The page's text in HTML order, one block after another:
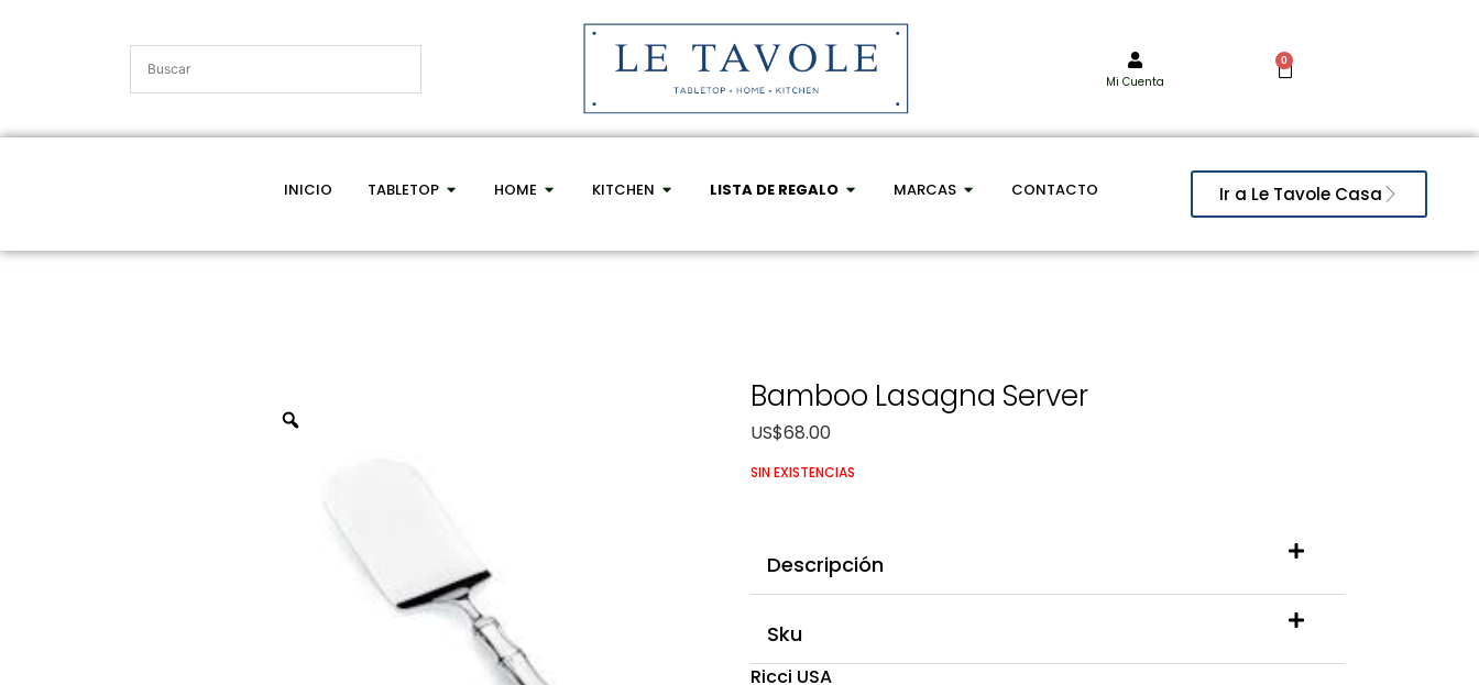
Mi Cuenta
0
INICIO TABLETOP HOME KITCHEN LISTA DE REGALO MARCAS CONTACTO Ir a Le Tavole Casa
Bamboo Lasagna Server
US$68.00
SIN EXISTENCIAS
Descripción
Sku
Ricci USA